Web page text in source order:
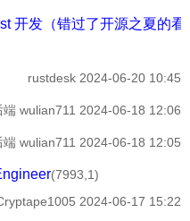
开发（错过了开源之夏的看
rustdesk 2024-06-20 10:45
端 wulian711 2024-06-18 12:06
端 wulian711 2024-06-18 12:05
(7993,1)
2024-06-17 15:22